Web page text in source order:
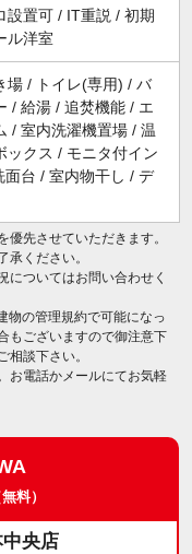
設置可 / IT重説 / 初期
ル洋室
場 / トイレ(専用) / バ
/ 給湯 / 追焚機能 / エ
/ 室内洗濯機置場 / 温
ックス / モニタ付イン
面台 / 室内物干し / デ
先させていただきます。
ください。
ついてはお問い合わせく
物の管理規約で可能になっ
もございますので御注意下
相談下さい。
お電話かメールにてお気軽
無料）
央店